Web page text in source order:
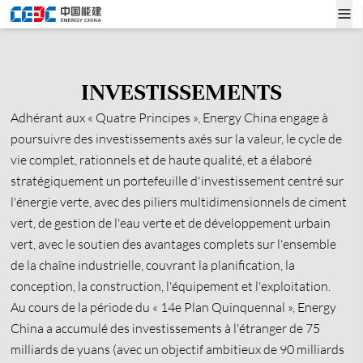
INVESTISSEMENTS
Adhérant aux « Quatre Principes », Energy China engage à
poursuivre des investissements axés sur la valeur, le cycle de
vie complet, rationnels et de haute qualité, et a élaboré
stratégiquement un portefeuille d'investissement centré sur
l'énergie verte, avec des piliers multidimensionnels de ciment
vert, de gestion de l'eau verte et de développement urbain
vert, avec le soutien des avantages complets sur l'ensemble
de la chaîne industrielle, couvrant la planification, la
conception, la construction, l'équipement et l'exploitation.
Au cours de la période du « 14e Plan Quinquennal », Energy
China a accumulé des investissements à l'étranger de 75
milliards de yuans (avec un objectif ambitieux de 90 milliards